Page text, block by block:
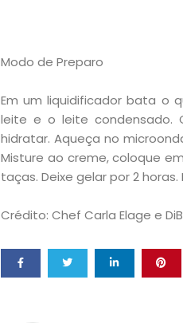
e
Decoração
Exclusiva
Homem
Mães
&
Modo de Preparo
Em um liquidificador bata o
leite e o leite condensado.
hidratar. Aqueça no
Misture ao creme, coloque
taças. Deixe gelar por 2
Crédito: Chef Carla Elage e